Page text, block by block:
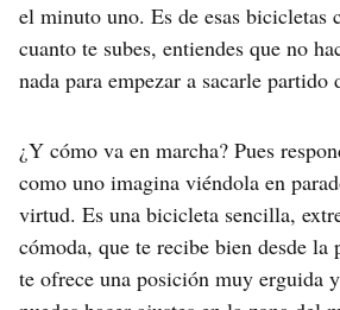
el minuto uno. Es de esas bicicletas
cuanto te subes, entiendes que no
nada para empezar a sacarle partido
¿Y cómo va en marcha? Pues
como uno imagina viéndola en
virtud. Es una bicicleta sencilla,
cómoda, que te recibe bien desde la
te ofrece una posición muy erguida